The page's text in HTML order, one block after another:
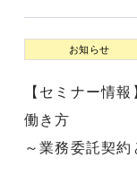
お知らせ
【セミナー情
働き方
～業務委託契約